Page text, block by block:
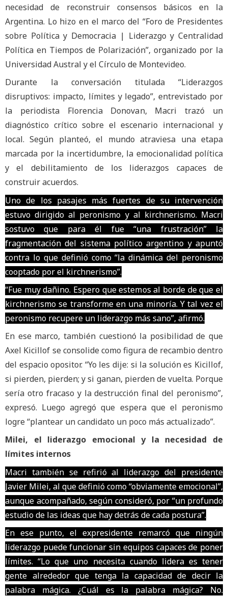
necesidad de reconstruir consensos básicos en la
Argentina. Lo hizo en el marco del “Foro de Presidentes
sobre Política y Democracia | Liderazgo y Centralidad
Política en Tiempos de Polarización”, organizado por la
Universidad Austral y el Círculo de Montevideo.
Durante la conversación titulada “Liderazgos
disruptivos: impacto, límites y legado”, entrevistado por
la periodista Florencia Donovan, Macri trazó un
diagnóstico crítico sobre el escenario internacional y
local. Según planteó, el mundo atraviesa una etapa
marcada por la incertidumbre, la emocionalidad política
y el debilitamiento de los liderazgos capaces de
construir acuerdos.
Uno de los pasajes más fuertes de su intervención
estuvo dirigido al peronismo y al kirchnerismo. Macri
sostuvo que para él fue “una frustración” la
fragmentación del sistema político argentino y apuntó
contra lo que definió como “la dinámica del peronismo
cooptado por el kirchnerismo”.
“Fue muy dañino. Espero que estemos al borde de que el
kirchnerismo se transforme en una minoría. Y tal vez el
peronismo recupere un liderazgo más sano”, afirmó.
En ese marco, también cuestionó la posibilidad de que
Axel Kicillof se consolide como figura de recambio dentro
del espacio opositor. “Yo les dije: si la solución es Kicillof,
si pierden, pierden; y si ganan, pierden de vuelta. Porque
sería otro fracaso y la destrucción final del peronismo”,
expresó. Luego agregó que espera que el peronismo
logre “plantear un candidato un poco más actualizado”.
Milei, el liderazgo emocional y la necesidad de
límites internos
Macri también se refirió al liderazgo del presidente
Javier Milei, al que definió como “obviamente emocional”,
aunque acompañado, según consideró, por “un profundo
estudio de las ideas que hay detrás de cada postura”.
En ese punto, el expresidente remarcó que ningún
liderazgo puede funcionar sin equipos capaces de poner
límites. “Lo que uno necesita cuando lidera es tener
gente alrededor que tenga la capacidad de decir la
palabra mágica. ¿Cuál es la palabra mágica? No.